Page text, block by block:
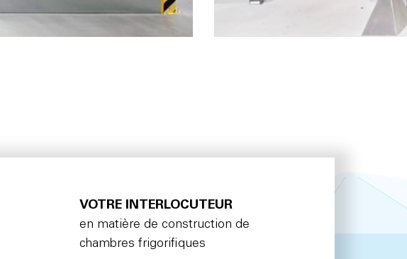
VOTRE INTERLOCUTEUR
en matière de construction de
chambres frigorifiques